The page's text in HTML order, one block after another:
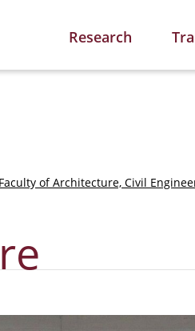
Research
Faculty of Architecture, Civil